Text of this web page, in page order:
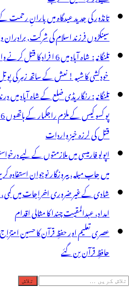
تانڈور کی جدید عیدگاہ میں بارانِ رحمت
سینکڑوں فرزند اسلام کی شرکت, برادران
تلنگانہ : شاہ آباد میں 6 ا
خودکشی کا شبہ ! نعش کے ساتھ زہر کی
تلنگانہ : رنگاریڈی ضلع کے شاہ آباد میں
قتل کی لرزہ خیز واردات
میں جاب میلہ، بیروزگار نوجوان استفادہ
امداد، عبدالمقیت چندا کا مثالی اقدام
عصری تعلیم اور حفظِ قرآن کا حسین
حافظِ قرآن بن گئے
تلاش